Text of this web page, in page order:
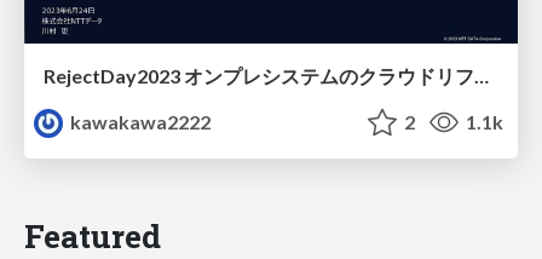
RejectDay2023 オンプレシステムのクラウドリフトにおいてBLEAを利用して セキュリティのベースラインを確保した話
kawakawa2222
2 1.1k
Featured